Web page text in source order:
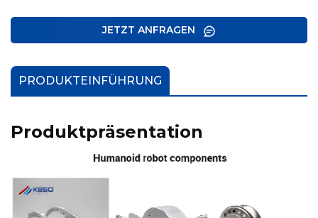
JETZT ANFRAGEN
PRODUKTEINFÜHRUNG
Produktpräsentation